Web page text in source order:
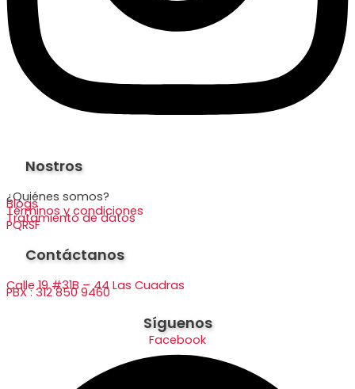
Nostros
¿Quiénes somos?
Blogs
Términos y condiciones
Tratamiento de datos
PQRSF
Contáctanos
Calle 19 #31B – 44 Las Cuadras
PBX : 312 850 9460
Síguenos
Facebook